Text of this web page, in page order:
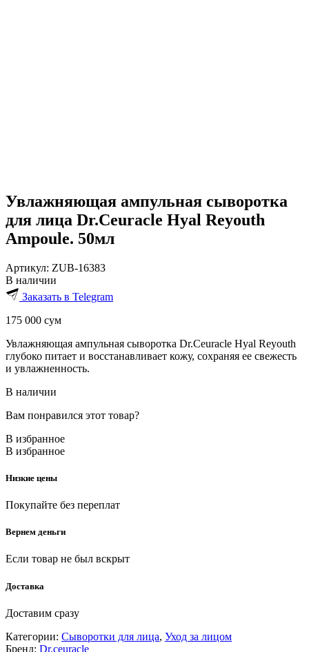
Увлажняющая ампульная сыворотка
для лица Dr.Ceuracle Hyal Reyouth
Ampoule. 50мл
Артикул: ZUB-16383
В наличии
Заказать в Telegram
175 000 сум
Увлажняющая ампульная сыворотка Dr.Ceuracle Hyal Reyouth
глубоко питает и восстанавливает кожу, сохраняя ее свежесть
и увлажненность.
В наличии
Вам понравился этот товар?
В избранное
В избранное
Низкие цены
Покупайте без переплат
Вернем деньги
Если товар не был вскрыт
Доставка
Доставим сразу
Категории: Сыворотки для лица, Уход за лицом
Бренд: Dr.ceuracle